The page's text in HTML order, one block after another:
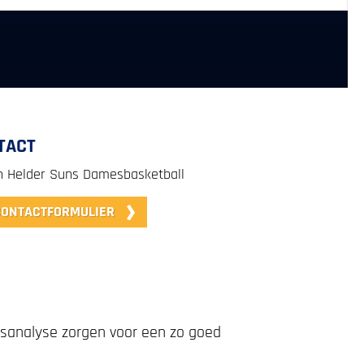
Helder Suns Damesbasketball
zorgen voor een zo goed